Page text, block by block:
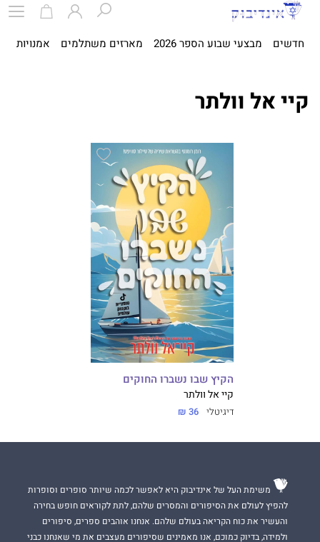
חדשים מבצעי שבוע הספר 2026 מארזים משתלמים אמנויות
קיי אל וולתר
הקיץ שבו נשברו החוקים
קיי אל וולתר
דיגיטלי 36 ₪
משימת העל של אינדיבוק היא לאפשר לכמה שיותר סופרים וסופרות
להפיץ לעולם את הסיפורים והמסרים שלהם, לתת לקוראים חופש בחירה
והעשיר את כוח הקריאה בעולם שלהם. אנחנו אוהבים ספרים, סיפורים
ולמידה, בדיוק כמוכם, אנו מאמינים שסיפורים מעצבים את מי שאנחנו כבני